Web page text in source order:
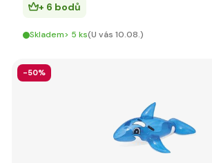
+ 6 bodů
Skladem> 5 ks(U vás 10.08.)
-50%